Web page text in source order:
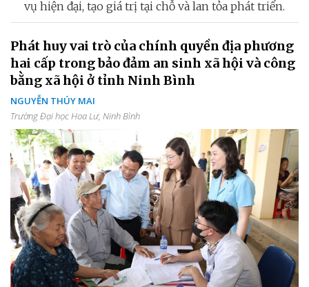
vụ hiện đại, tạo giá trị tại chỗ và lan tỏa phát triển.
Phát huy vai trò của chính quyền địa phương
hai cấp trong bảo đảm an sinh xã hội và công
bằng xã hội ở tỉnh Ninh Bình
NGUYỄN THÚY MAI
Trường Đại học Hoa Lư, Ninh Bình